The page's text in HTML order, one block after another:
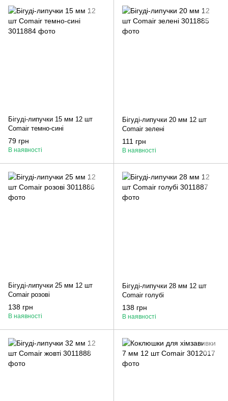
Бігуді-липучки 15 мм 12 шт
Comair темно-сині
79 грн
В наявності
Бігуді-липучки 20 мм 12 шт
Comair зелені
111 грн
В наявності
Бігуді-липучки 25 мм 12 шт
Comair розові
138 грн
В наявності
Бігуді-липучки 28 мм 12 шт
Comair голубі
138 грн
В наявності